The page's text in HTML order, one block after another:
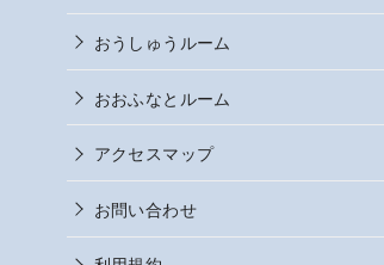
おうしゅうルーム
おおふなとルーム
アクセスマップ
お問い合わせ